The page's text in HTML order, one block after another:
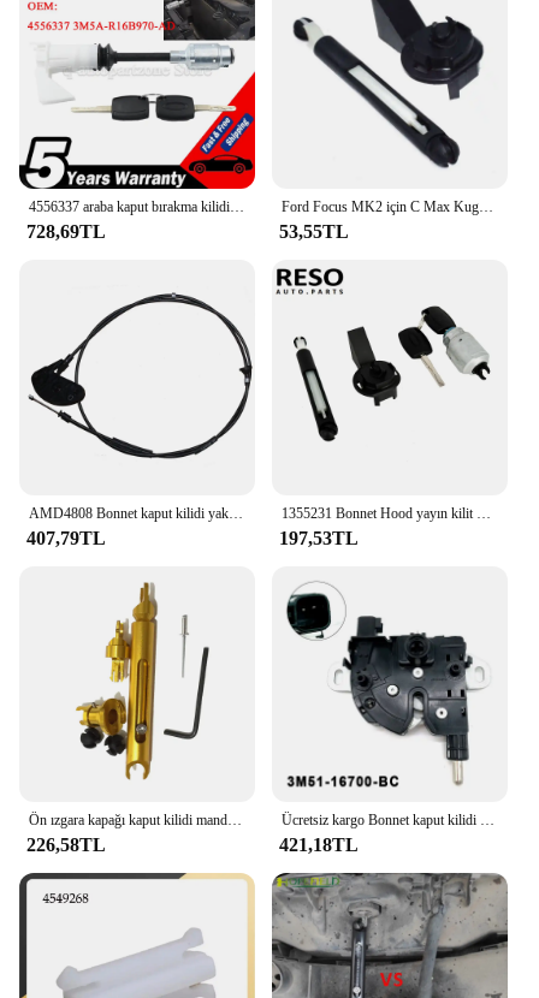
4556337 araba kaput bırakma kilidi mandalı Ford- Focus tamir kiti için C-MAX anahtar seti 2003-2007 MK2 2004-2012 3M5AR16B970AD kısa tip
728,69TL
Ford Focus MK2 için C Max Kuga 2004 2005 2006 2007 2008 2009 2010 2011 2012 1355231 Bonnet bırakma kilidi mandalı yakalamak komple
53,55TL
AMD4808 Bonnet kaput kilidi yakalamak için mandal kablosu ford focus mk3 2012-2018 Ford Grand C-MAX 2012 AM5116C657AG CV6Z16916A 1715614
407,79TL
1355231 Bonnet Hood yayın kilit mandalı yakalamak tamir kiti montaj 2 tuşları ile yedek Ford Focus MK2 C Max Kuga 2004-2012 için
197,53TL
Ön ızgara kapağı kaput kilidi mandal motor alaşımlı bırakma rot biyel tamir kiti ford focus 2 mk2 c-max için araba aksesuarları
226,58TL
Ücretsiz kargo Bonnet kaput kilidi blok mandalı yakalamak için Ford Focus MK2 c-max Kuga MK1 2003-2016 4895286 3M51-16700-BC
421,18TL